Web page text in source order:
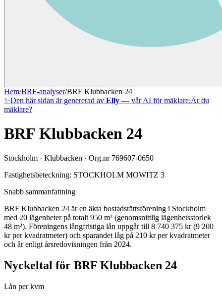
Hem/BRF-analyser/BRF Klubbacken 24
✨Den här sidan är genererad av Elly — vår AI för mäklare.Är du
mäklare?
BRF Klubbacken 24
Stockholm · Klubbacken · Org.nr 769607-0650
Fastighetsbeteckning: STOCKHOLM MOWITZ 3
Snabb sammanfattning
BRF Klubbacken 24 är en äkta bostadsrättsförening i Stockholm
med 20 lägenheter på totalt 950 m² (genomsnittlig lägenhetsstorlek
48 m²). Föreningens långfristiga lån uppgår till 8 740 375 kr (9 200
kr per kvadratmeter) och sparandet låg på 210 kr per kvadratmeter
och år enligt årsredovisningen från 2024.
Nyckeltal för BRF Klubbacken 24
Lån per kvm